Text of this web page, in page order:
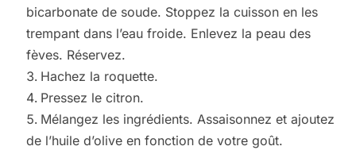
bicarbonate de soude. Stoppez la cuisson en les
trempant dans l’eau froide. Enlevez la peau des
fèves. Réservez.
Hachez la roquette.
Pressez le citron.
Mélangez les ingrédients. Assaisonnez et ajoutez
de l’huile d’olive en fonction de votre goût.